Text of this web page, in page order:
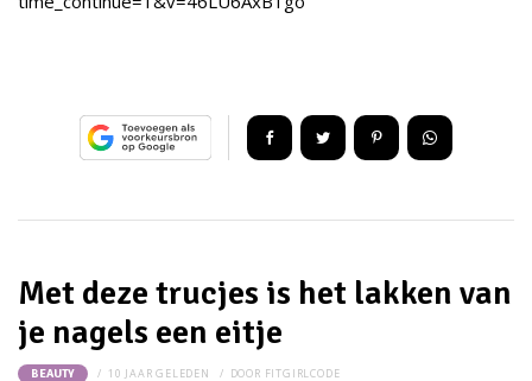
Met deze trucjes is het lakken van
je nagels een eitje
BEAUTY 10 JAAR GELEDEN DOOR FITGIRLCODE